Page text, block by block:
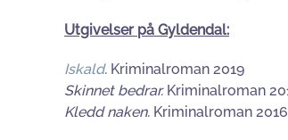
Utgivelser på Gyldendal:
Iskald. Kriminalroman 2019
Skinnet bedrar.Kriminalroman
Kledd naken. Kriminalroman